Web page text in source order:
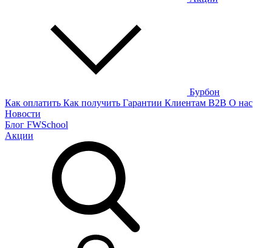
Бурбон
Как оплатить Как получить Гарантии Клиентам B2B О нас
Новости
Блог FWSchool
Акции